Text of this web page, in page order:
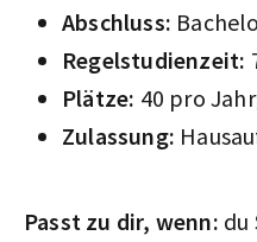
Abschluss:
Regelstudienzeit:
Plätze: 40 pro
Zulassung:
Passt zu dir, wenn: du